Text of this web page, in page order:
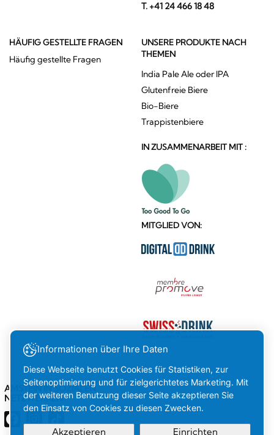
T. +41 24 466 18 48
HÄUFIG GESTELLTE FRAGEN
Häufig gestellte Fragen
UNSERE PRODUKTE NACH
THEMEN
India Pale Ale oder IPA
Glutenfreie Biere
Bio-Biere
Trappistenbiere
IN ZUSAMMENARBEIT MIT :
MITGLIED VON:
AMSTEIN IN SOZIALEN
NETZWERKEN
Informationen über Ihre Daten
Diese Webseite benutzt Cookies für Statistiken, zur
Seitenoptimierung und für zielgerichtetes Marketing. Mit
der weiteren Benutzung dieser Seite akzeptieren Sie
den Einsatz von Cookies zu diesen Zwecken.
Akzeptieren Einrichten